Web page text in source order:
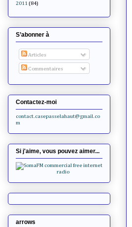
2011 (84)
S’abonner à
Articles
Commentaires
Contactez-moi
contact.casepasselahaut@gmail.co
m
Si j'aime, vous pouvez aimer...
arrows